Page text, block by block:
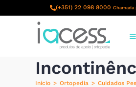
(+351) 22 098 8000 Chamada
Início > Ortopedia > Cuidados